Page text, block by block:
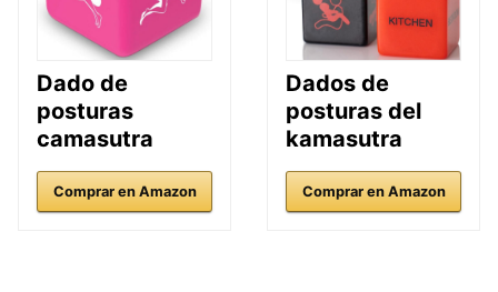
Dado de
posturas
camasutra
Comprar en Amazon
Dados de
posturas del
kamasutra
Comprar en Amazon